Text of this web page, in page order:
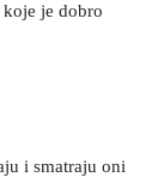
je dobro
i smatraju oni